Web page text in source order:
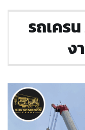
รถเคร
ง